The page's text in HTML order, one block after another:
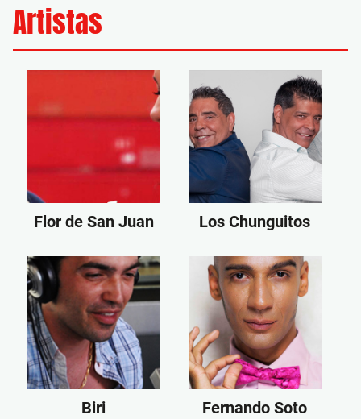
Artistas
Flor de San Juan Los Chunguitos
Biri Fernando Soto